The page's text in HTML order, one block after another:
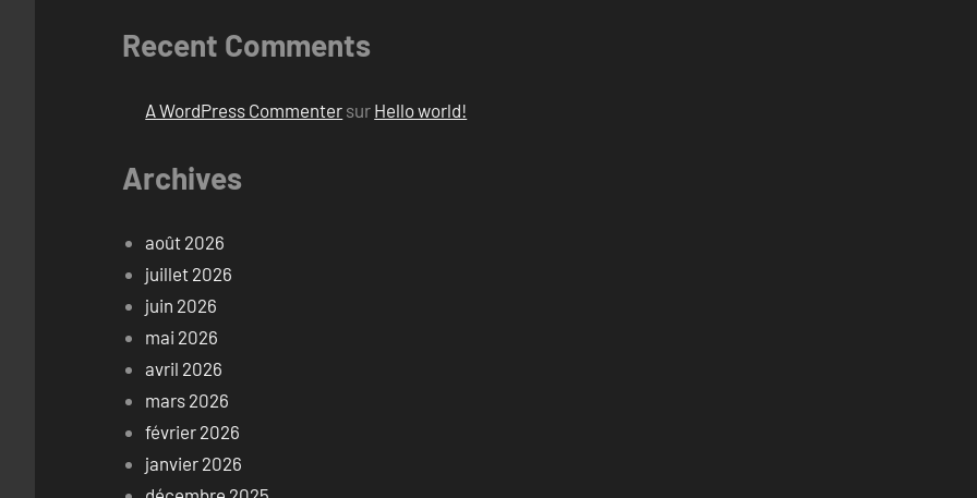
Recent Comments
A WordPress Commenter sur Hello world!
Archives
août 2026
juillet 2026
juin 2026
mai 2026
avril 2026
mars 2026
février 2026
janvier 2026